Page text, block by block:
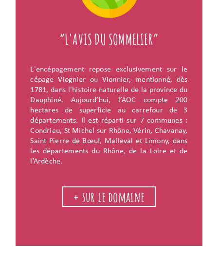
“L'AVIS DU SOMMELIER”
L'encépagement repose exclusivement sur le
cépage Viognier ou Vionnier, mentionné, dès
1781, dans l'histoire naturelle de la province du
Dauphiné. Aujourd’hui, l’AOC compte 200
hectares de superficie au carrefour de 3
départements. Il est réparti sur 7 communes :
Condrieu, St Michel sur Rhône, Vérin, Chavanay,
Saint Pierre de Bœuf, Malleval et Limony, dans
les départements du Rhône, de la Loire et de
l’Ardèche.
+ sur le domaine